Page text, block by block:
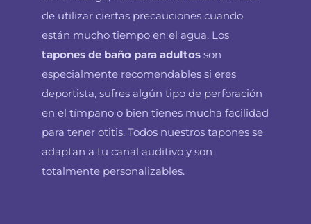
de utilizar ciertas precauciones cuando
están mucho tiempo en el agua. Los
tapones de baño para adultos son
especialmente recomendables si eres
deportista, sufres algún tipo de perforación
en el tímpano o bien tienes mucha facilidad
para tener otitis. Todos nuestros tapones se
adaptan a tu canal auditivo y son
totalmente personalizables.